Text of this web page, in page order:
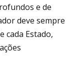
e de
deve sempre
cada Estado,